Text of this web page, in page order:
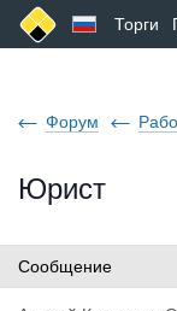
Торги
Форум
Юрист
Сообщение